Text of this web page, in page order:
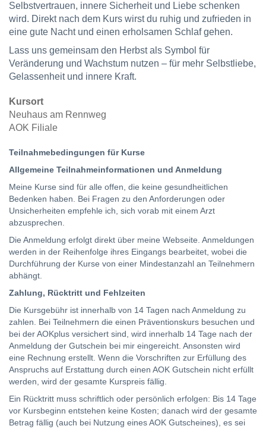
Selbstvertrauen, innere Sicherheit und Liebe schenken
wird. Direkt nach dem Kurs wirst du ruhig und zufrieden in
eine gute Nacht und einen erholsamen Schlaf gehen.
Lass uns gemeinsam den Herbst als Symbol für
Veränderung und Wachstum nutzen – für mehr Selbstliebe,
Gelassenheit und innere Kraft.
Kursort
Neuhaus am Rennweg
AOK Filiale
Teilnahmebedingungen für Kurse
Allgemeine Teilnahmeinformationen und Anmeldung
Meine Kurse sind für alle offen, die keine gesundheitlichen
Bedenken haben. Bei Fragen zu den Anforderungen oder
Unsicherheiten empfehle ich, sich vorab mit einem Arzt
abzusprechen.
Die Anmeldung erfolgt direkt über meine Webseite. Anmeldungen
werden in der Reihenfolge ihres Eingangs bearbeitet, wobei die
Durchführung der Kurse von einer Mindestanzahl an Teilnehmern
abhängt.
Zahlung, Rücktritt und Fehlzeiten
Die Kursgebühr ist innerhalb von 14 Tagen nach Anmeldung zu
zahlen. Bei Teilnehmern die einen Präventionskurs besuchen und
bei der AOKplus versichert sind, wird innerhalb 14 Tage nach der
Anmeldung der Gutschein bei mir eingereicht. Ansonsten wird
eine Rechnung erstellt. Wenn die Vorschriften zur Erfüllung des
Anspruchs auf Erstattung durch einen AOK Gutschein nicht erfüllt
werden, wird der gesamte Kurspreis fällig.
Ein Rücktritt muss schriftlich oder persönlich erfolgen: Bis 14 Tage
vor Kursbeginn entstehen keine Kosten; danach wird der gesamte
Betrag fällig (auch bei Nutzung eines AOK Gutscheines), es sei